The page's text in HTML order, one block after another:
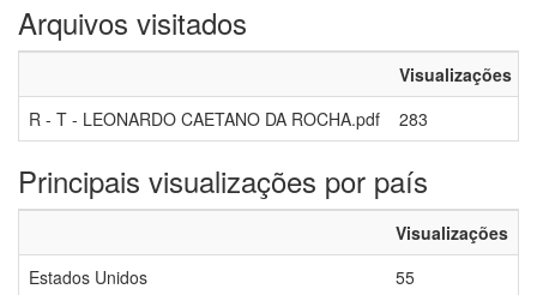
Arquivos visitados
Visualizações
R - T - LEONARDO CAETANO DA ROCHA.pdf
283
Principais visualizações por país
Visualizações
Estados Unidos
55